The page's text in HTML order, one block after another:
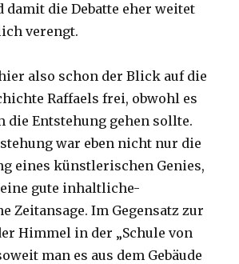
damit die Debatte eher weitet
verengt.
also schon der Blick auf die
Raffaels frei, obwohl es
die Entstehung gehen sollte.
war eben nicht nur die
eines künstlerischen Genies,
gute inhaltliche-
Zeitansage. Im Gegensatz zur
Himmel in der „Schule von
man es aus dem Gebäude